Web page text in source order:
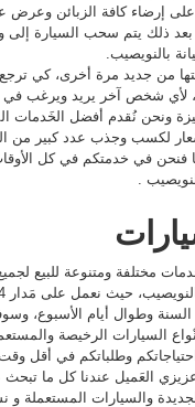
إرضاء كافة الزبائن وعرض
بعد ذلك يتم سحب السيارة
بالنويصيب.
من جديد مرة أخرى، كي
لأي شخص آخر يريد ويرغب في
ونحن نُقدم أفضل الخَدمات
لكسب وجذب عدد كبير من
فنحن في خدمتكم في كل
.
مختلفة ومتنوعة للبيع
السنة وطوال أيام الأسبوع،
السيارات الرخيصة
وطلباتكم في أقل
العَميل عندنا كل ما تبحث
والسيارات المستعملة و